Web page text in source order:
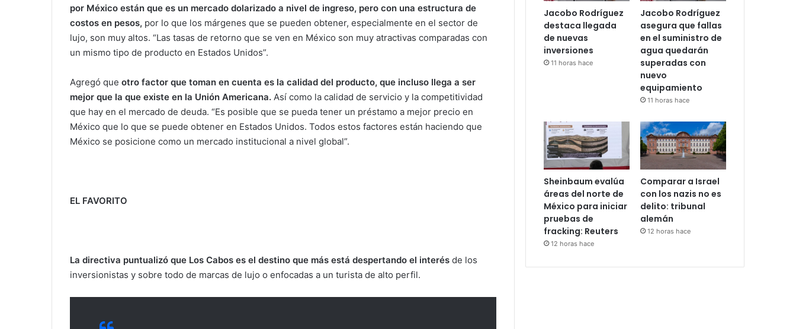
por México están que es un mercado dolarizado a nivel de ingreso, pero con una estructura de
costos en pesos, por lo que los márgenes que se pueden obtener, especialmente en el sector de
lujo, son muy altos. “Las tasas de retorno que se ven en México son muy atractivas comparadas con
un mismo tipo de producto en Estados Unidos”.
Agregó que otro factor que toman en cuenta es la calidad del producto, que incluso llega a ser
mejor que la que existe en la Unión Americana. Así como la calidad de servicio y la competitividad
que hay en el mercado de deuda. “Es posible que se pueda tener un préstamo a mejor precio en
México que lo que se puede obtener en Estados Unidos. Todos estos factores están haciendo que
México se posicione como un mercado institucional a nivel global”.
EL FAVORITO
La directiva puntualizó que Los Cabos es el destino que más está despertando el interés de los
inversionistas y sobre todo de marcas de lujo o enfocadas a un turista de alto perfil.
Jacobo Rodríguez
destaca llegada
de nuevas
inversiones
11 horas hace
Jacobo Rodríguez
asegura que fallas
en el suministro de
agua quedarán
superadas con
nuevo
equipamiento
11 horas hace
Sheinbaum evalúa
áreas del norte de
México para iniciar
pruebas de
fracking: Reuters
12 horas hace
Comparar a Israel
con los nazis no es
delito: tribunal
alemán
12 horas hace